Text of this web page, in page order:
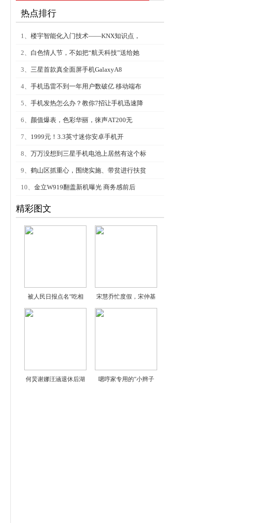
热点排行
1、 楼宇智能化入门技术——KNX知识点，
2、 白色情人节，不如把“航天科技”送给她
3、 三星首款真全面屏手机GalaxyA8
4、 手机迅雷不到一年用户数破亿 移动端布
5、 手机发热怎么办？教你7招让手机迅速降
6、 颜值爆表，色彩华丽，徕声AT200无
7、 1999元！3.3英寸迷你安卓手机开
8、 万万没想到三星手机电池上居然有这个标
9、 鹤山区抓重心，围绕实施、带贫进行扶贫
10、 金立W919翻盖新机曝光 商务感前后
精彩图文
被人民日报点名“吃相 宋慧乔忙度假，宋仲基
何炅谢娜汪涵退休后湖 嗯哼家专用的“小辫子